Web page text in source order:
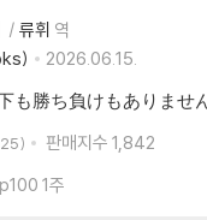
류휘 역
2026.06.15.
も勝ち負けもありませ
25 판매지수 1,842
1주